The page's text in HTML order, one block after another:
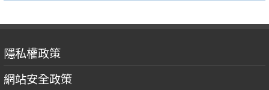
隱私權政策
網站安全政策